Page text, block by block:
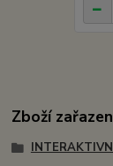
Zboží